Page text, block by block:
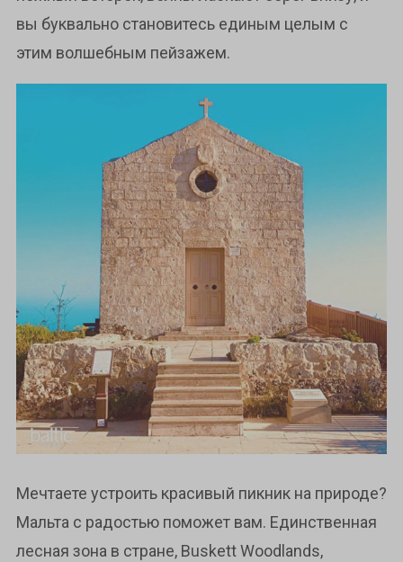
вы буквально становитесь единым целым с
этим волшебным пейзажем.
Мечтаете устроить красивый пикник на природе?
Мальта с радостью поможет вам. Единственная
лесная зона в стране, Buskett Woodlands,